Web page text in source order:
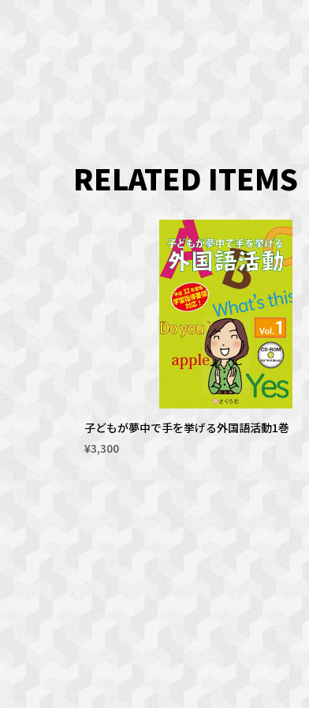
RELATED ITEMS
子どもが夢中で手を挙げる外国語活動1巻
¥3,300